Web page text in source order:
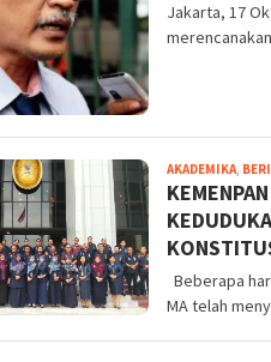
Jakarta, 17
AKADEMIKA,
Beberapa
MA telah